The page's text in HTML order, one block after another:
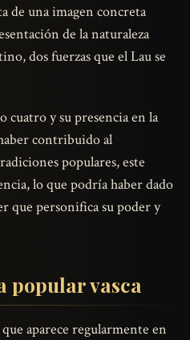
de una imagen concreta
de la naturaleza
dos fuerzas que el Lau se
cuatro y su presencia en la
contribuido al
populares, este
lo que podría haber dado
que personifica su poder y
popular vasca
aparece regularmente en